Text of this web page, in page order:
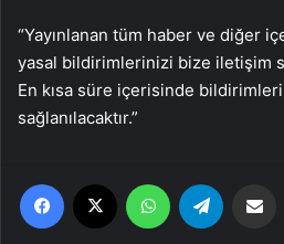
“Yayınlanan tüm haber ve diğer
yasal bildirimlerinizi bize iletişim
En kısa süre içerisinde
sağlanılacaktır.”
Facebook WhatsApp